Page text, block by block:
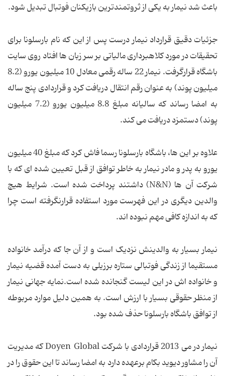
باعث شد نیمار به یکی از ثروتمندترین بازیکنان فوتبال تبدیل شود.
جزئیات دقیق قرارداد نیمار درست پس از این که نام بارسلونا برای
تحقیقات در مورد کلاهبرداری مالیاتی بر سر زبان ها افتاد روی سایت
باشگاه قرارگرفت. نیمار 22 ساله رقمی معادل 10 میلیون یورو (8.2
میلیون پوند) به عنوان رقم انتقال دریافت کرد و قراردادی پنج ساله
به امضا رساند که سالیانه مبلغ 8.8 میلیون یورو (7.2 میلیون
پوند) دستمزد دریافت می کند.
علاوه بر این ها، باشگاه بارسلونا رسما فاش کرد که مبلغ 40 میلیون
یورو به پدر و مادر نیمار به خاطر توافق از قبل تعیین شده ای که با
شرکت آن ها (N&N) داشتند پرداخت شده است. شرایط هیچ
والدین دیگری در این فهرست مورد استفاده قرارنگرفته است چرا
که به اندازه کافی مهم نبوده اند.
نیمار بسیار به والدینش نزدیک است و از آن جا که درآمد خانواده
مستقیما از زندگی فوتبالی ستاره برزیلی به دست آمده قضیه نیمار
و خانواده اش در این لیست گنجانده شده است.نمایه جهانی نیمار
از منظر حقوقی بسیار با ارزش است. به همین دلیل موارد مربوطه
از توافق باشگاه بارسلونا حذف شده بود.
نیمار در می 2013 قراردادی با شرکت Doyen Global که مدیریت
آن را مشاور دیوید بکام برعهده دارد به امضا رساند تا این حقوق را در